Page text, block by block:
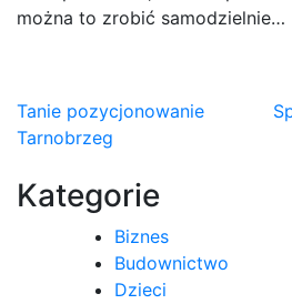
można to zrobić samodzielnie…
Nawigacja
wpisu
Tanie pozycjonowanie
Tarnobrzeg
Kategorie
Biznes
Budownictwo
Dzieci